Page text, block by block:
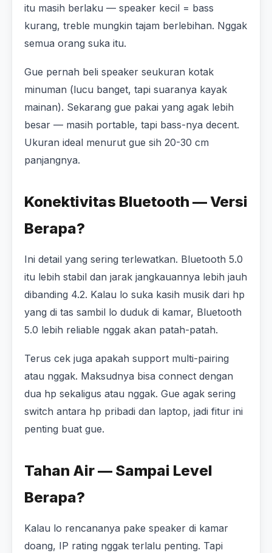
itu masih berlaku — speaker kecil = bass
kurang, treble mungkin tajam berlebihan. Nggak
semua orang suka itu.
Gue pernah beli speaker seukuran kotak
minuman (lucu banget, tapi suaranya kayak
mainan). Sekarang gue pakai yang agak lebih
besar — masih portable, tapi bass-nya decent.
Ukuran ideal menurut gue sih 20-30 cm
panjangnya.
Konektivitas Bluetooth — Versi
Berapa?
Ini detail yang sering terlewatkan. Bluetooth 5.0
itu lebih stabil dan jarak jangkauannya lebih jauh
dibanding 4.2. Kalau lo suka kasih musik dari hp
yang di tas sambil lo duduk di kamar, Bluetooth
5.0 lebih reliable nggak akan patah-patah.
Terus cek juga apakah support multi-pairing
atau nggak. Maksudnya bisa connect dengan
dua hp sekaligus atau nggak. Gue agak sering
switch antara hp pribadi dan laptop, jadi fitur ini
penting buat gue.
Tahan Air — Sampai Level
Berapa?
Kalau lo rencananya pake speaker di kamar
doang, IP rating nggak terlalu penting. Tapi